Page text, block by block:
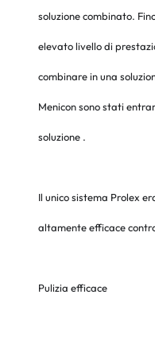
soluzione combinato.
elevato livello di
combinare in una
Menicon sono stati
soluzione .
Il unico sistema Prolex
altamente efficace
Pulizia efficace